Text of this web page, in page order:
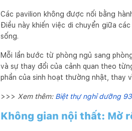
Các pavilion không được nối bằng
Điều này khiến việc di chuyển giữa
sống.
Mỗi lần bước từ phòng ngủ sang
và sự thay đổi của cảnh quan theo
phần của sinh hoạt thường nhật, thay
>>> Xem thêm: Biệt thự nghỉ dưỡng
Không gian nội thất: Mở